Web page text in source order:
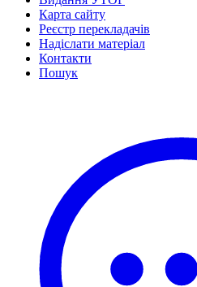
Карта сайту
Реєстр перекладачів
Надіслати матеріал
Контакти
Пошук